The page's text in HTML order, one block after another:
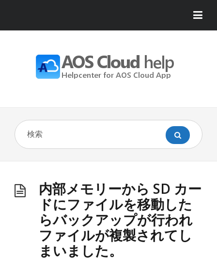
内部メモリーから SD カー
ドにファイルを移動した
らバックアップが行われ
ファイルが複製されてし
まいました。